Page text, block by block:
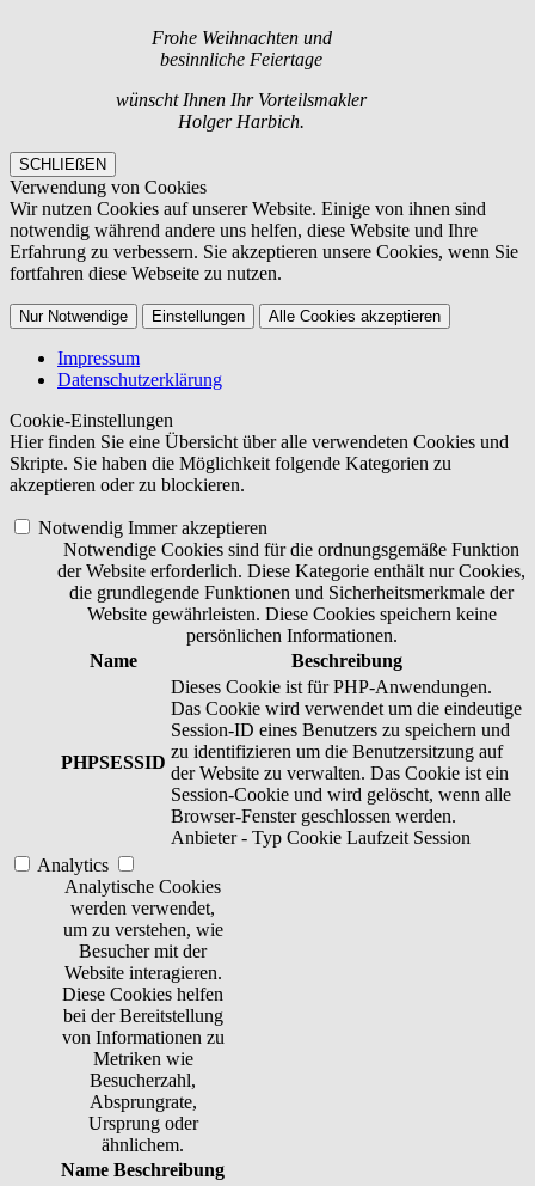
Frohe Weihnachten und
besinnliche Feiertage
wünscht Ihnen Ihr Vorteilsmakler
Holger Harbich.
SCHLIEßEN
Verwendung von Cookies
Wir nutzen Cookies auf unserer Website. Einige von ihnen sind
notwendig während andere uns helfen, diese Website und Ihre
Erfahrung zu verbessern. Sie akzeptieren unsere Cookies, wenn Sie
fortfahren diese Webseite zu nutzen.
Nur Notwendige Einstellungen Alle Cookies akzeptieren
Impressum
Datenschutzerklärung
Cookie-Einstellungen
Hier finden Sie eine Übersicht über alle verwendeten Cookies und
Skripte. Sie haben die Möglichkeit folgende Kategorien zu
akzeptieren oder zu blockieren.
Notwendig Immer akzeptieren
Notwendige Cookies sind für die ordnungsgemäße Funktion
der Website erforderlich. Diese Kategorie enthält nur Cookies,
die grundlegende Funktionen und Sicherheitsmerkmale der
Website gewährleisten. Diese Cookies speichern keine
persönlichen Informationen.
Name
Beschreibung
PHPSESSID
Dieses Cookie ist für PHP-Anwendungen.
Das Cookie wird verwendet um die eindeutige
Session-ID eines Benutzers zu speichern und
zu identifizieren um die Benutzersitzung auf
der Website zu verwalten. Das Cookie ist ein
Session-Cookie und wird gelöscht, wenn alle
Browser-Fenster geschlossen werden.
Anbieter - Typ Cookie Laufzeit Session
Analytics
Analytische Cookies
werden verwendet,
um zu verstehen, wie
Besucher mit der
Website interagieren.
Diese Cookies helfen
bei der Bereitstellung
von Informationen zu
Metriken wie
Besucherzahl,
Absprungrate,
Ursprung oder
ähnlichem.
Name Beschreibung